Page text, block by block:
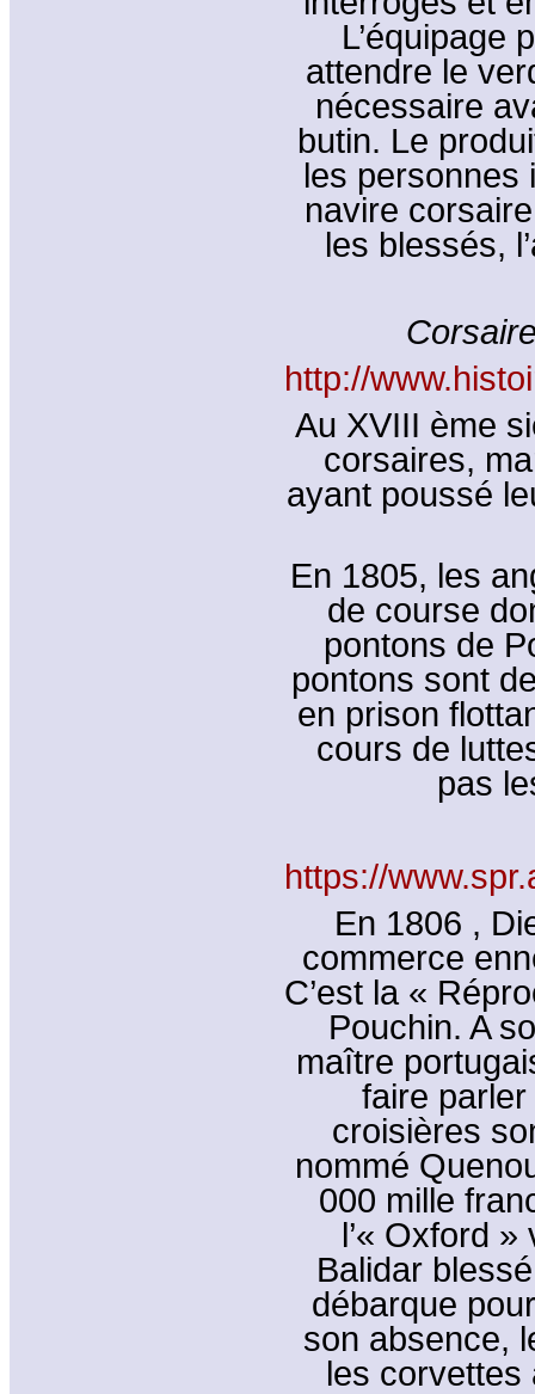
L’équipage
attendre le
nécessaire
butin. Le
les personnes
navire
les blessés,
http://
Au XVIII ème
corsaires,
ayant poussé
En 1805, les
de course
pontons de
pontons sont
en prison
cours de
pas
https://
En 1806 ,
commerce
C’est la «
Pouchin. A
maître
faire
croisières
nommé
000 mille
l’« Oxford
Balidar
débarque
son absence,
les corvettes